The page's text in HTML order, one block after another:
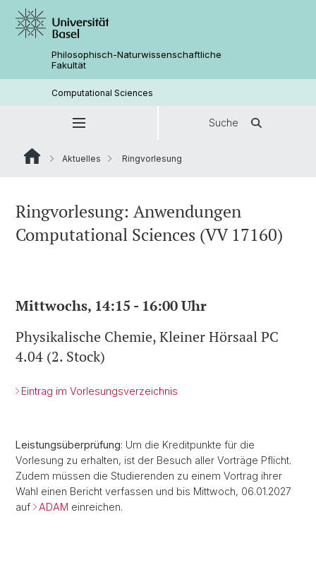
Philosophisch-Naturwissenschaftliche
Fakultät
Computational Sciences
Suche
Aktuelles Ringvorlesung
Ringvorlesung: Anwendungen
Computational Sciences (VV 17160)
Mittwochs, 14:15 - 16:00 Uhr
Physikalische Chemie, Kleiner Hörsaal PC
4.04 (2. Stock)
Eintrag im Vorlesungsverzeichnis
Leistungsüberprüfung: Um die Kreditpunkte für die
Vorlesung zu erhalten, ist der Besuch aller Vorträge Pflicht.
Zudem müssen die Studierenden zu einem Vortrag ihrer
Wahl einen Bericht verfassen und bis Mittwoch, 06.01.2027
auf
ADAM einreichen.